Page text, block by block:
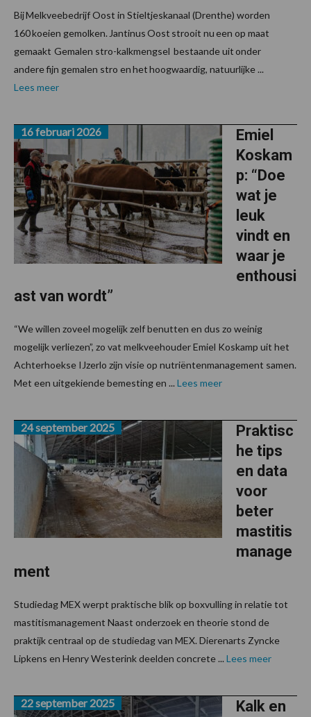
Bij Melkveebedrijf Oost in Stieltjeskanaal (Drenthe) worden
160 koeien gemolken. Jantinus Oost strooit nu een op maat
gemaakt Gemalen stro-kalkmengsel bestaande uit onder
andere fijn gemalen stro en het hoogwaardig, natuurlijke ...
Lees meer
Emiel
Koskam
p: “Doe
wat je
leuk
vindt en
waar je
enthousi
ast van wordt”
16 februari 2026
“We willen zoveel mogelijk zelf benutten en dus zo weinig
mogelijk verliezen”, zo vat melkveehouder Emiel Koskamp uit het
Achterhoekse IJzerlo zijn visie op nutriëntenmanagement samen.
Met een uitgekiende bemesting en ... Lees meer
Praktisc
he tips
en data
voor
beter
mastitis
manage
ment
24 september 2025
Studiedag MEX werpt praktische blik op boxvulling in relatie tot
mastitismanagement Naast onderzoek en theorie stond de
praktijk centraal op de studiedag van MEX. Dierenarts Zyncke
Lipkens en Henry Westerink deelden concrete ... Lees meer
Kalk en
22 september 2025